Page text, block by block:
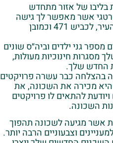
של אזור מתחדש
אשר מאפשר לך גישה
מהירה ונוחה למרכז העיר, לכביש 471 וכמובן
מספר גני ילדים וביה״ס שונים
מסגרות חינוכיות מעולות,
החדש שלך.
בהצלחה כבר עשרה פרויקטים
מכירה את השכונה, את
להתאים לו פרויקטים
השכונה.
אשר מגיעה לשכונה תהפוך
וצבעוניים הרבה יותר.